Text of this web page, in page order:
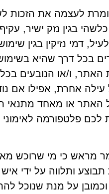
לעצמה את הזכות
בגין נזק ישיר,
דמי נזיקין בגין
בכל דרך שהיא
ו/או הנובעים
עילה אחרת, אפילו אם
או מאחד מתנאי
פלטפורמה לאימוני
מראש כי מי שרוכש
תבוצע ותלווה על ידי
על מנת שנוכל